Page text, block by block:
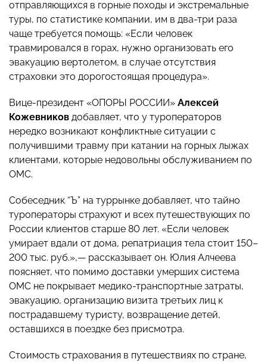
отправляющихся в горные походы и экстремальные
туры, по статистике компании, им в два-три раза
чаще требуется помощь: «Если человек
травмировался в горах, нужно организовать его
эвакуацию вертолетом, в случае отсутствия
страховки это дорогостоящая процедура».
Вице-президент «ОПОРЫ РОССИИ» Алексей
Кожевников добавляет, что у туроператоров
нередко возникают конфликтные ситуации с
получившими травму при катании на горных лыжах
клиентами, которые недовольны обслуживанием по
ОМС.
Собеседник “Ъ” на туррынке добавляет, что тайно
туроператоры страхуют и всех путешествующих по
России клиентов старше 80 лет. «Если человек
умирает вдали от дома, репатриация тела стоит 150–
200 тыс. руб.»,— рассказывает он. Юлия Алчеева
поясняет, что помимо доставки умерших система
ОМС не покрывает медико-транспортные затраты,
эвакуацию, организацию визита третьих лиц к
пострадавшему туристу, возвращение детей,
оставшихся в поездке без присмотра.
Стоимость страхования в путешествиях по стране,